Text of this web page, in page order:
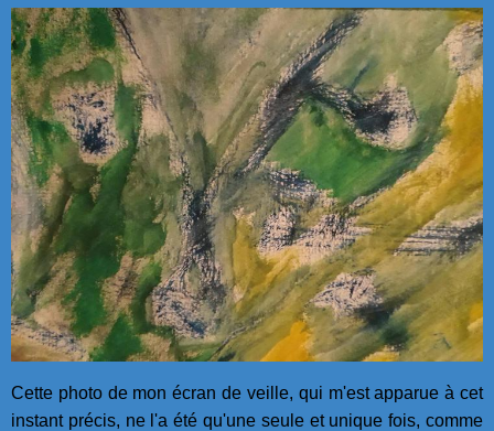
Cette photo de mon écran de veille, qui m'est apparue à cet
instant précis, ne l'a été qu'une seule et unique fois, comme